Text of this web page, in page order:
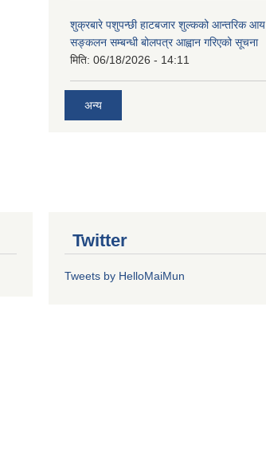
शुक्रबारे पशुपन्छी हाटबजार शुल्कको आन्तरिक आय
सङ्कलन सम्बन्धी बोलपत्र आह्वान गरिएको सूचना
मिति: 06/18/2026 - 14:11
अन्य
Twitter
Tweets by HelloMaiMun